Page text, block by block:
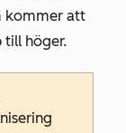
kommer att
till höger.